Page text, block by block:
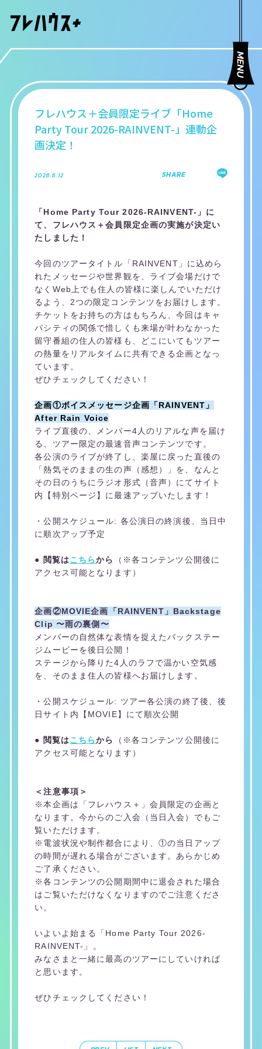
フレハウス＋会員限定ライブ「Home
Party Tour 2026-RAINVENT-」連動企
画決定！
2026.6.12 SHARE
「Home Party Tour 2026-RAINVENT-」に
て、フレハウス＋会員限定企画の実施が決定い
たしました！
今回のツアータイトル「RAINVENT」に込めら
れたメッセージや世界観を、ライブ会場だけで
なくWeb上でも住人の皆様に楽しんでいただけ
るよう、2つの限定コンテンツをお届けします。
チケットをお持ちの方はもちろん、今回はキャ
パシティの関係で惜しくも来場が叶わなかった
留守番組の住人の皆様も、どこにいてもツアー
の熱量をリアルタイムに共有できる企画となっ
ています。
ぜひチェックしてください！
企画①ボイスメッセージ企画「RAINVENT」
After Rain Voice
ライブ直後の、メンバー4人のリアルな声を届け
る、ツアー限定の最速音声コンテンツです。
各公演のライブが終了し、楽屋に戻った直後の
「熱気そのままの生の声（感想）」を、なんと
その日のうちにラジオ形式（音声）にてサイト
内【特別ページ】に最速アップいたします！
・公開スケジュール: 各公演日の終演後、当日中
に順次アップ予定
● 閲覧はこちらから
（※各コンテンツ公開後に
アクセス可能となります）
企画②MOVIE企画「RAINVENT」Backstage
Clip 〜雨の裏側〜
メンバーの自然体な表情を捉えたバックステー
ジムービーを後日公開！
ステージから降りた4人のラフで温かい空気感
を、そのまま住人の皆様へお届けします。
・公開スケジュール: ツアー各公演の終了後、後
日サイト内【MOVIE】にて順次公開
● 閲覧はこちらから
（※各コンテンツ公開後に
アクセス可能となります）
＜注意事項＞
※本企画は「フレハウス＋」会員限定の企画と
なります。今からのご入会（当日入会）でもご
覧いただけます。
※電波状況や制作都合により、①の当日アップ
の時間が遅れる場合がございます。あらかじめ
ご了承ください。
※各コンテンツの公開期間中に退会された場合
はご覧いただけなくなりますのでご注意くださ
い。
いよいよ始まる「Home Party Tour 2026-
RAINVENT-」。
みなさまと一緒に最高のツアーにしていければ
と思います。
ぜひチェックしてください！